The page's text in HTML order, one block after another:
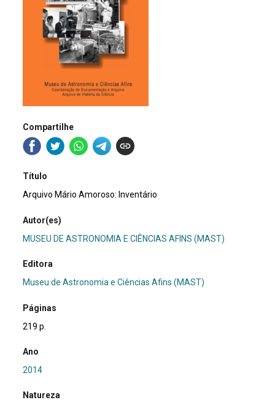
Compartilhe
Título
Arquivo Mário Amoroso: Inventário
Autor(es)
MUSEU DE ASTRONOMIA E CIÊNCIAS AFINS (MAST)
Editora
Museu de Astronomia e Ciências Afins (MAST)
Páginas
219 p.
Ano
2014
Natureza